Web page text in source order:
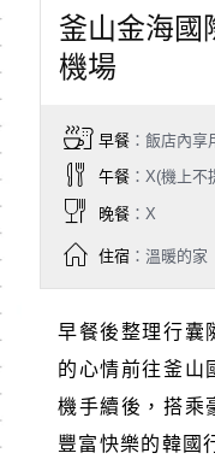
釜山金海國
機場
早餐：飯店內享
午餐：X(機上不
晚餐：X
住宿：溫暖的家
早餐後整理行囊
的心情前往釜山
機手續後，搭乘
豐富快樂的韓國